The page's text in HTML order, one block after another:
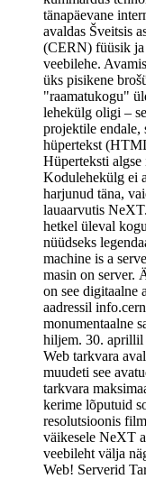
tänapäevane
avaldas Šveitsis
(CERN) füüsik ja
veebilehe.
üks pisikene
"raamatukogu"
lehekülg oligi –
projektile endale,
hüpertekst
Hüperteksti algse
Kodulehekülg ei
harjunud täna,
lauaarvutis
hetkel üleval
nüüdseks
machine is a
masin on
on see digitaalne
aadressil
monumentaalne
hiljem. 30. aprillil
Web tarkvara
muudeti see
tarkvara
kerime lõputuid
resolutsioonis
väikesele NeXT
veebileht välja
Web! Serverid